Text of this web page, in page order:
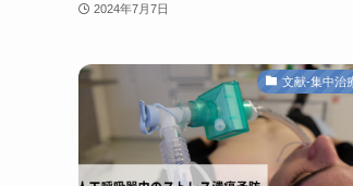
2024年7月7日
文献-集中治